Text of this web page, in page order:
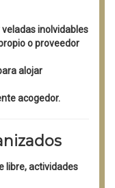
inolvidables
o proveedor
alojar
acogedor.
libre, actividades